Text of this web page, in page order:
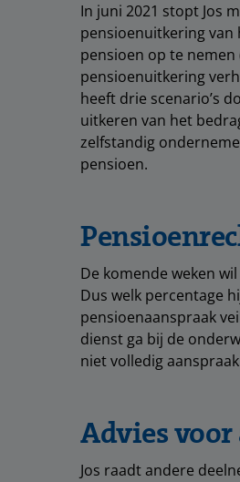
In juni 2021 stopt Jos
pensioenuitkering van
pensioen op te
pensioenuitkering
heeft drie scenario’s
uitkeren van het
zelfstandig
pensioen.
De komende weken
Dus welk percentage
pensioenaanspraak
dienst ga bij de
niet volledig
Advies
Jos raadt andere